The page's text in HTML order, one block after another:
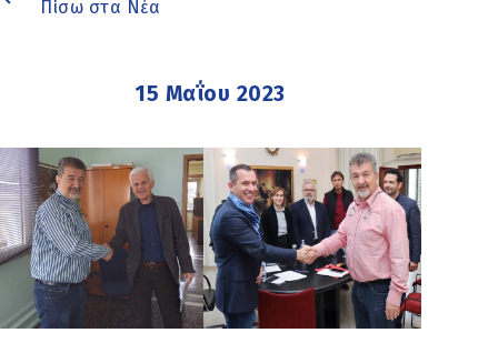
Πίσω στα Νέα
15 Μαΐου 2023